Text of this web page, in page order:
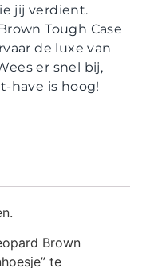
jij verdient.
Tough Case
de luxe van
er snel bij,
have is hoog!
Brown
te